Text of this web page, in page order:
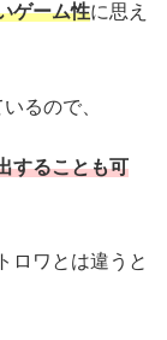
ゲーム性に思え
るので、
することも可
ロワとは違うと